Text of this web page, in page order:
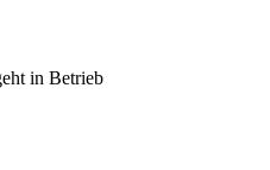
in Betrieb